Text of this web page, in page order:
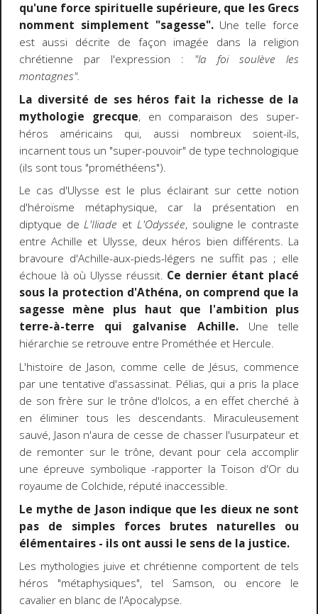
qu'une force spirituelle supérieure, que les Grecs
nomment simplement "sagesse".Une telle force
est aussi décrite de façon imagée dans la religion
chrétienne par l'expression : "la foi soulève les
montagnes".
La diversité de ses héros fait la richesse de la
mythologie grecque, en comparaison des super-
héros américains qui, aussi nombreux soient-ils,
incarnent tous un "super-pouvoir" de type technologique
(ils sont tous "prométhéens").
Le cas d'Ulysse est le plus éclairant sur cette notion
d'héroïsme métaphysique, car la présentation en
diptyque deL'Iliade et L'Odyssée, souligne le contraste
entre Achille et Ulysse, deux héros bien différents. La
bravoure d'Achille-aux-pieds-légers ne suffit pas ; elle
échoue là où Ulysse réussit. Ce dernier étant placé
sous la protection d'Athéna, on comprend que la
sagesse mène plus haut que l'ambition plus
terre-à-terre qui galvanise Achille. Une telle
hiérarchie se retrouve entre Prométhée et Hercule.
L'histoire de Jason, comme celle de Jésus, commence
par une tentative d'assassinat. Pélias, qui a pris la place
de son frère sur le trône d'Iolcos, a en effet cherché à
en éliminer tous les descendants. Miraculeusement
sauvé, Jason n'aura de cesse de chasser l'usurpateur et
de remonter sur le trône, devant pour cela accomplir
une épreuve symbolique -rapporter la Toison d'Or du
royaume de Colchide, réputé inaccessible.
Le mythe de Jason indique que les dieux ne sont
pas de simples forces brutes naturelles ou
élémentaires - ils ont aussi le sens de la justice.
Les mythologies juive et chrétienne comportent de tels
héros "métaphysiques", tel Samson, ou encore le
cavalier en blanc de l'Apocalypse.